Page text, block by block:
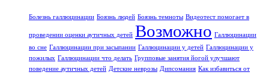
Болезнь галлюцинации Боязнь людей Боязнь темноты Видеотест помогает в
проведении оценки аутичных детей Возможно Галлюцинации
во сне Галлюцинации при засыпании Галлюцинации у детей Галлюцинации у
пожилых Галлюцинации что делать Групповые занятия йогой улучшают
поведение аутичных детей Детские неврозы Дипсомания Как избавиться от